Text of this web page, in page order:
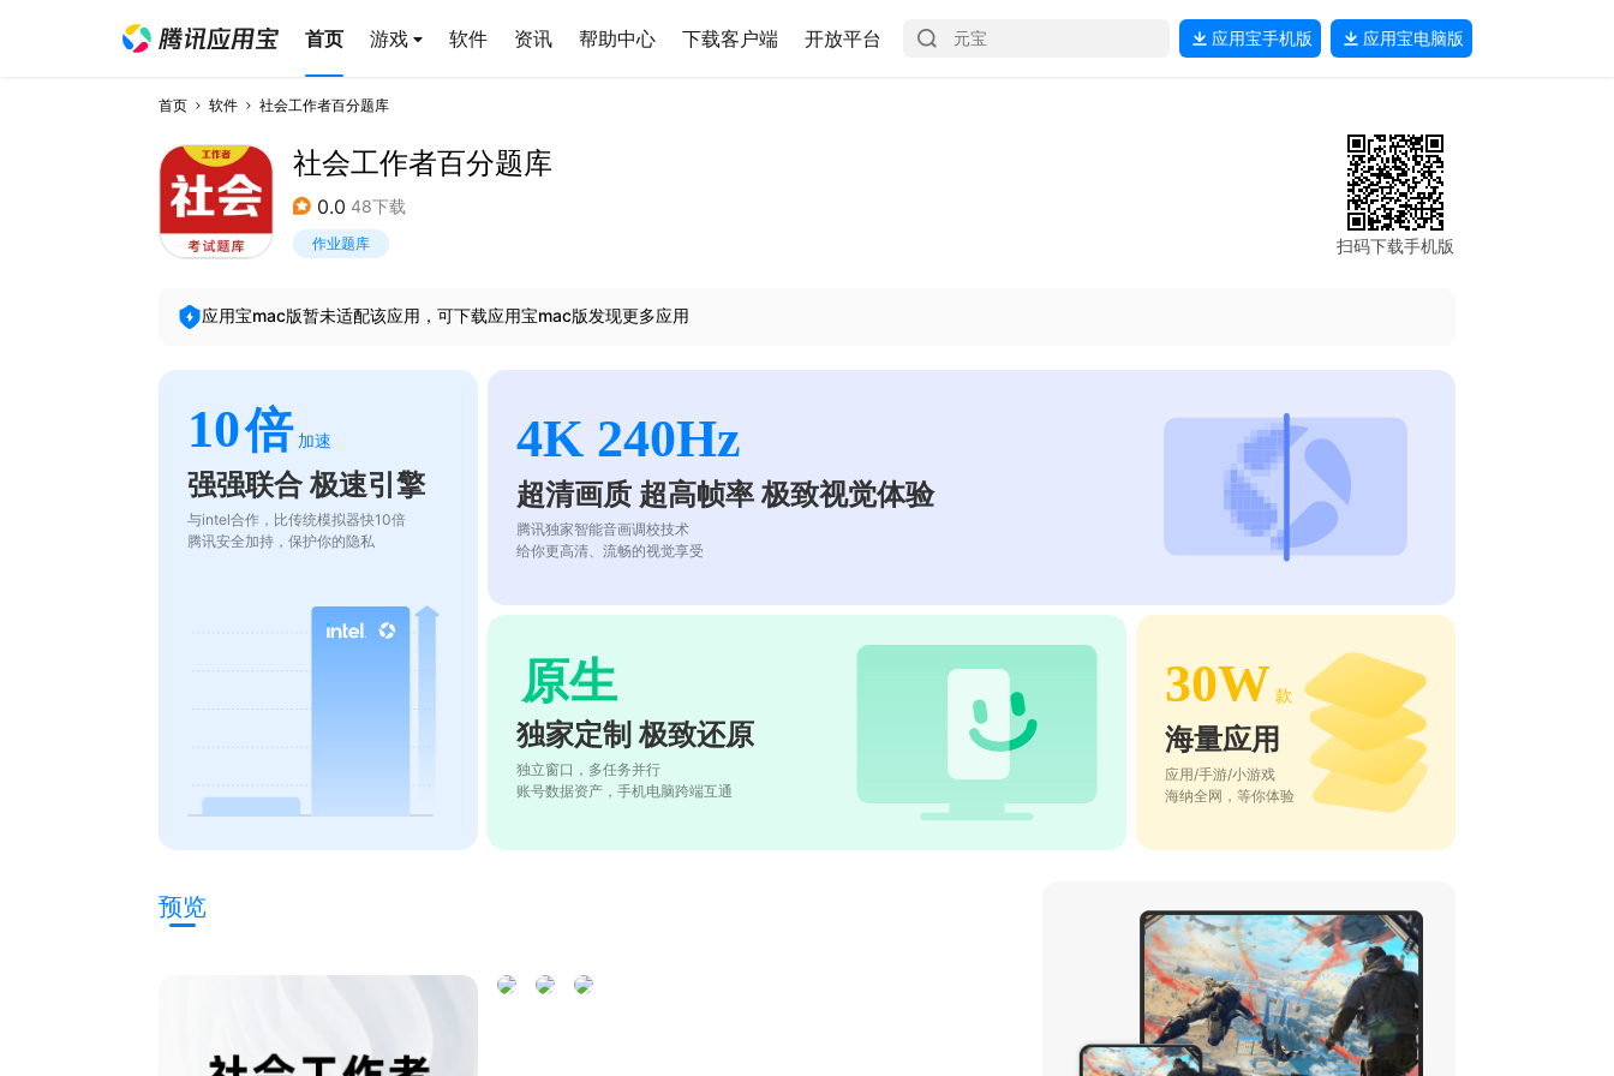
首页 游戏 软件 资讯 帮助中心 下载客户端 开放平台 应用宝手机版 应用宝电脑版
首页 软件 社会工作者百分题库
社会工作者百分题库
0.0 48下载
作业题库 扫码下载手机版
应用宝mac版暂未适配该应用，可下载应用宝mac版发现更多应用
10倍 加速
强强联合 极速引擎
与intel合作，比传统模拟器快10倍
腾讯安全加持，保护你的隐私
4K 240Hz
超清画质 超高帧率 极致视觉体验
腾讯独家智能音画调校技术
给你更高清、流畅的视觉享受
原生
独家定制 极致还原
独立窗口，多任务并行
账号数据资产，手机电脑跨端互通
30W 款
海量应用
应用/手游/小游戏
海纳全网，等你体验
预览